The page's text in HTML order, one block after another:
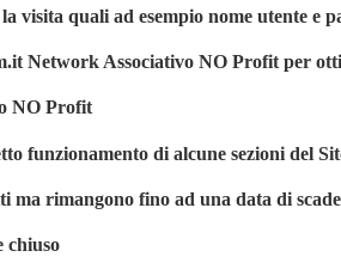
visita quali ad esempio nome utente e
Network Associativo NO Profit per
NO Profit
funzionamento di alcune sezioni del
rimangono fino ad una data di
chiuso